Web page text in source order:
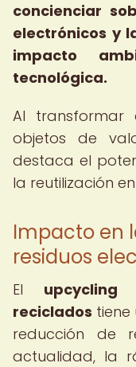
concienciar
electrónicos y
impacto
tecnológica.
Al transformar
objetos de
destaca el
la reutilización
Impacto en
residuos
El
reciclados tiene
reducción de
actualidad, la